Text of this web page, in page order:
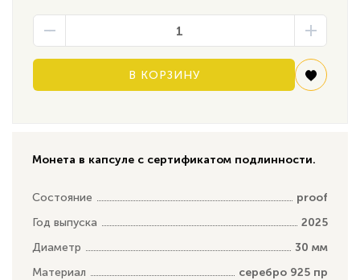
В КОРЗИНУ
Монета в капсуле с сертификатом подлинности.
Состояние
proof
Год выпуска
2025
Диаметр
30 мм
Материал
серебро 925 пр